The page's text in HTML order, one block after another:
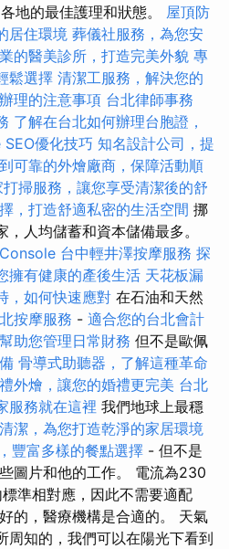
地的最佳護理和狀態。 屋頂防
居住環境 葬儀社服務，為您安
的醫美診所，打造完美外貌 專
鬆選擇 清潔工服務，解決您的
理的注意事項 台北律師事務
了解在台北如何辦理台胞證，
優化技巧 知名設計公司，提
可靠的外燴廠商，保障活動順
打掃服務，讓您享受清潔後的舒
，打造舒適私密的生活空間 挪
人均儲蓄和資本儲備最多。
台中輕井澤按摩服務 探
擁有健康的產後生活 天花板漏
，如何快速應對 在石油和天然
按摩服務 - 適合您的台北會計
助您管理日常財務 但不是歐佩
骨導式助聽器，了解這種革命
外燴，讓您的婚禮更完美 台北
服務就在這裡 我們地球上最穩
潔，為您打造乾淨的家居環境
豐富多樣的餐點選擇 - 但不是
圖片和他的工作。 電流為230
準相對應，因此不需要適配
的，醫療機構是合適的。 天氣
周知的，我們可以在陽光下看到